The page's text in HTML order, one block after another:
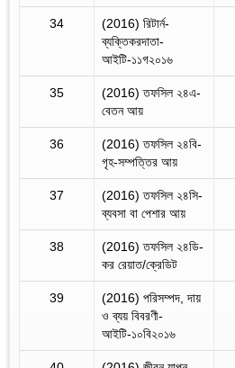
34
(2016) রিটার্ন-
ব্যক্তিকরদাতা-
আইটি-১১গ২০১৬
35
(2016) তফসিল ২৪এ-
বেতন আয়
36
(2016) তফসিল ২৪বি-
গৃহ-সম্পত্তির আয়
37
(2016) তফসিল ২৪সি-
ব্যবসা বা পেশার আয়
38
(2016) তফসিল ২৪ডি-
কর রেয়াত/ক্রেডিট
39
(2016) পরিসম্পদ, দায়
ও ব্যয় বিবরণী-
আইটি-১০বি২০১৬